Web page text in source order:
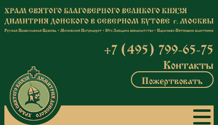
+7 (495) 799-65-75
Контакты
Пожертвовать